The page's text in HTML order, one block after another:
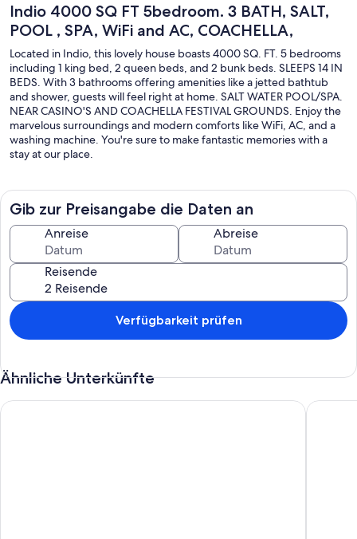
Indio 4000 SQ FT 5bedroom. 3 BATH, SALT,
POOL , SPA, WiFi and AC, COACHELLA,
Located in Indio, this lovely house boasts 4000 SQ. FT. 5 bedrooms
including 1 king bed, 2 queen beds, and 2 bunk beds. SLEEPS 14 IN
BEDS. With 3 bathrooms offering amenities like a jetted bathtub
and shower, guests will feel right at home. SALT WATER POOL/SPA.
NEAR CASINO'S AND COACHELLA FESTIVAL GROUNDS. Enjoy the
marvelous surroundings and modern comforts like WiFi, AC, and a
washing machine. You're sure to make fantastic memories with a
stay at our place.
Gib zur Preisangabe die Daten an
Anreise Abreise
Reisende
Verfügbarkeit prüfen
Ähnliche Unterkünfte
The Carefree Hideaway: Walking Distance to Coachella!SANTA